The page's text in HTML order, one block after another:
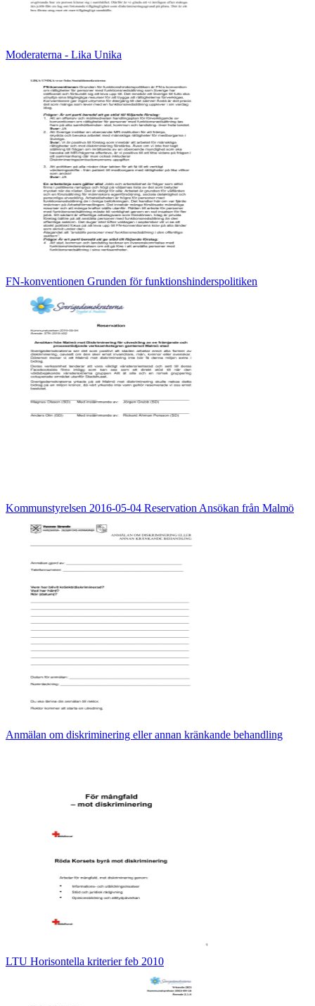
Moderaterna - Lika Unika
FN-konventionen Grunden för funktionshinderspolitiken
Kommunstyrelsen 2016-05-04 Reservation Ansökan från Malmö
Anmälan om diskriminering eller annan kränkande behandling
LTU Horisontella kriterier feb 2010